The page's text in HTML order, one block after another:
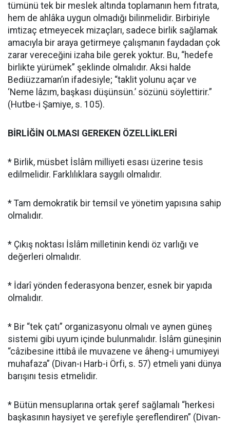
tümünü tek bir meslek altında toplamanın hem fıtrata,
hem de ahlâka uygun olmadığı bilinmelidir. Birbiriyle
imtizaç etmeyecek mizaçları, sadece birlik sağlamak
amacıyla bir araya getirmeye çalışmanın faydadan çok
zarar vereceğini izaha bile gerek yoktur. Bu, “hedefe
birlikte yürümek” şeklinde olmalıdır. Aksi halde
Bediüzzaman’ın ifadesiyle; “taklit yolunu açar ve
‘Neme lâzım, başkası düşünsün.’ sözünü söylettirir.”
(Hutbe-i Şamiye, s. 105).
BİRLİĞİN OLMASI GEREKEN ÖZELLİKLERİ
* Birlik, müsbet İslâm milliyeti esası üzerine tesis
edilmelidir. Farklılıklara saygılı olmalıdır.
* Tam demokratik bir temsil ve yönetim yapısına sahip
olmalıdır.
* Çıkış noktası İslâm milletinin kendi öz varlığı ve
değerleri olmalıdır.
* İdarî yönden federasyona benzer, esnek bir yapıda
olmalıdır.
* Bir “tek çatı” organizasyonu olmalı ve aynen güneş
sistemi gibi uyum içinde bulunmalıdır. İslâm güneşinin
“câzibesine ittibâ ile muvazene ve âheng-i umumiyeyi
muhafaza” (Divan-ı Harb-i Örfi, s. 57) etmeli yani dünya
barışını tesis etmelidir.
* Bütün mensuplarına ortak şeref sağlamalı “herkesi
başkasının haysiyet ve şerefiyle şereflendiren” (Divan-